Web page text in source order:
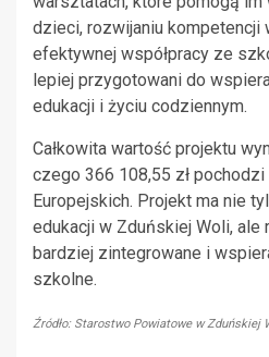
dzieci, rozwijaniu kompetencji
efektywnej współpracy ze
lepiej przygotowani do
edukacji i życiu codziennym.
Całkowita wartość projektu
czego 366 108,55 zł
Europejskich. Projekt ma nie
edukacji w Zduńskiej Woli,
bardziej zintegrowane i
szkolne.
Źródło: Starostwo Powiatowe w Zduńskiej